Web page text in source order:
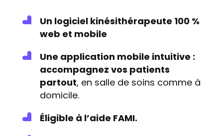
Un logiciel kinésithérapeute 100 %
web et mobile
Une application mobile intuitive :
accompagnez vos patients
partout, en salle de soins comme à
domicile.
Éligible à l’aide FAMI.